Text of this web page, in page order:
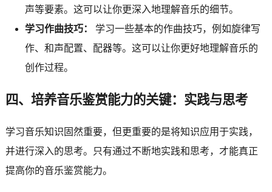
声等要素。这可以让你更深入地理解音乐的细节。
学习作曲技巧：
学习一些基本的作曲技巧，例如旋律写
作、和声配置、配器等。这可以让你更好地理解音乐的
创作过程。
四、培养音乐鉴赏能力的关键：实践与思考
学习音乐知识固然重要，但更重要的是将知识应用于实践，
并进行深入的思考。只有通过不断地实践和思考，才能真正
提高你的音乐鉴赏能力。